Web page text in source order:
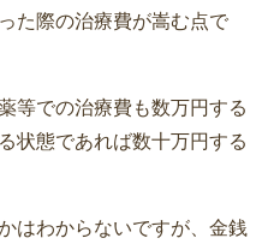
た際の治療費が嵩む点で
等での治療費も数万円する
状態であれば数十万円する
はわからないですが、金銭